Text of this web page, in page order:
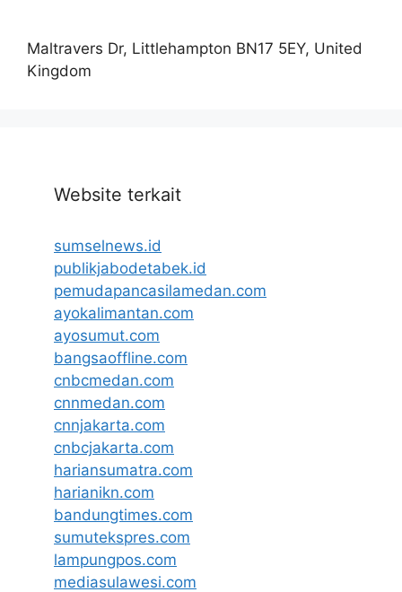
Maltravers Dr, Littlehampton BN17 5EY, United
Kingdom
Website terkait
sumselnews.id
publikjabodetabek.id
pemudapancasilamedan.com
ayokalimantan.com
ayosumut.com
bangsaoffline.com
cnbcmedan.com
cnnmedan.com
cnnjakarta.com
cnbcjakarta.com
hariansumatra.com
harianikn.com
bandungtimes.com
sumutekspres.com
lampungpos.com
mediasulawesi.com